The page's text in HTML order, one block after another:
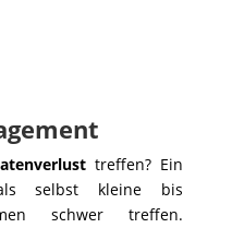
treffen? Ein
selbst kleine bis
schwer treffen.